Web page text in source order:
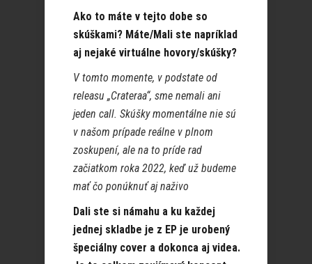
Ako to máte v tejto dobe so
skúškami? Máte/Mali ste napríklad
aj nejaké virtuálne hovory/skúšky?
V tomto momente, v podstate od
releasu „Crateraa“, sme nemali ani
jeden call. Skúšky momentálne nie sú
v našom prípade reálne v plnom
zoskupení, ale na to príde rad
začiatkom roka 2022, keď už budeme
mať čo ponúknuť aj naživo
Dali ste si námahu a ku každej
jednej skladbe je z EP je urobený
špeciálny cover a dokonca aj videa.